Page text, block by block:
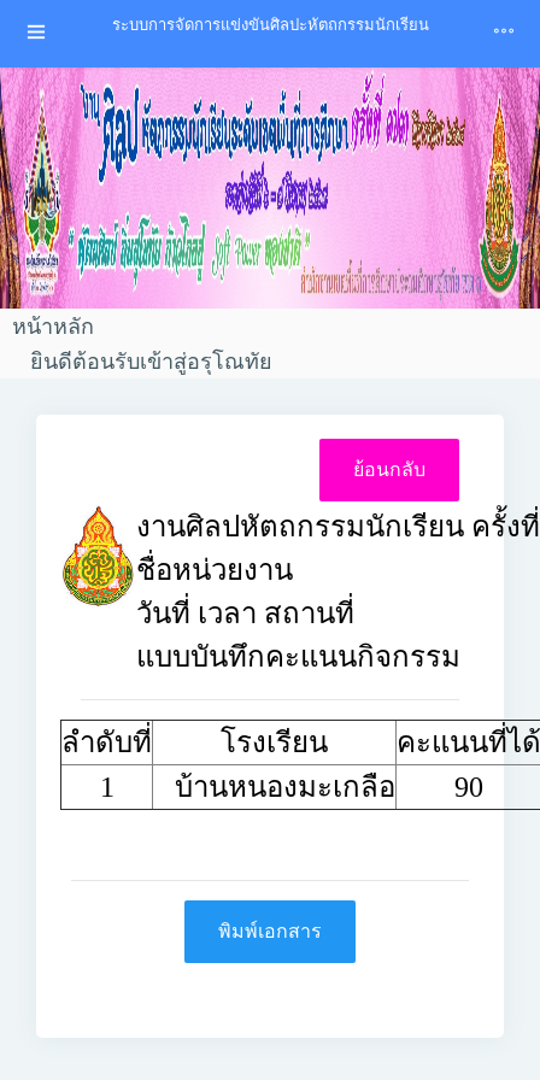
ระบบการจัดการแข่งขันศิลปะหัตถกรรมนักเรียน
หน้าหลัก
ยินดีต้อนรับเข้าสู่อรุโณทัย
งานศิลปหัตถกรรมนักเรียน ครั้ง
ชื่อหน่วยงาน
วันที่ เวลา สถานที่
แบบบันทึกคะแนนกิจกรรม
ลำดับที่ โรงเรียน
คะแนนที่ได้
1
บ้านหนองมะเกลือ 90